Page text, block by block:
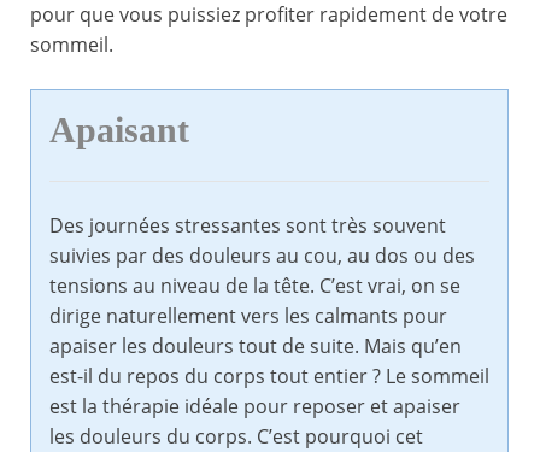
pour que vous puissiez profiter rapidement de votre
sommeil.
Apaisant
Des journées stressantes sont très souvent
suivies par des douleurs au cou, au dos ou des
tensions au niveau de la tête. C’est vrai, on se
dirige naturellement vers les calmants pour
apaiser les douleurs tout de suite. Mais qu’en
est-il du repos du corps tout entier ? Le sommeil
est la thérapie idéale pour reposer et apaiser
les douleurs du corps. C’est pourquoi cet